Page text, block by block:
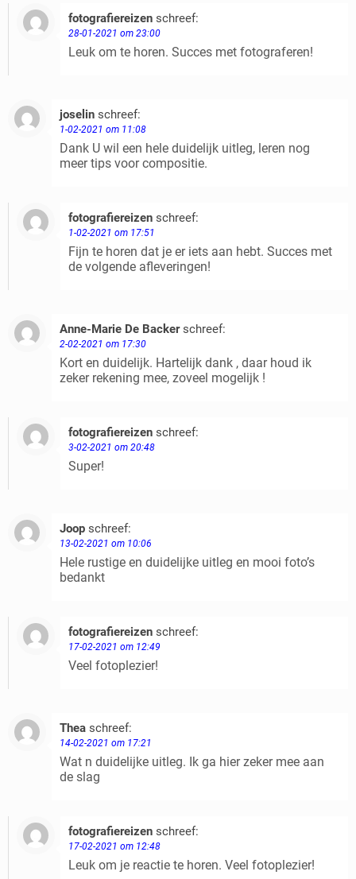
fotografiereizen schreef:
28-01-2021 om 23:00
Leuk om te horen. Succes met fotograferen!
joselin schreef:
1-02-2021 om 11:08
Dank U wil een hele duidelijk uitleg, leren nog
meer tips voor compositie.
fotografiereizen schreef:
1-02-2021 om 17:51
Fijn te horen dat je er iets aan hebt. Succes met
de volgende afleveringen!
Anne-Marie De Backer schreef:
2-02-2021 om 17:30
Kort en duidelijk. Hartelijk dank , daar houd ik
zeker rekening mee, zoveel mogelijk !
fotografiereizen schreef:
3-02-2021 om 20:48
Super!
Joop schreef:
13-02-2021 om 10:06
Hele rustige en duidelijke uitleg en mooi foto’s
bedankt
fotografiereizen schreef:
17-02-2021 om 12:49
Veel fotoplezier!
Thea schreef:
14-02-2021 om 17:21
Wat n duidelijke uitleg. Ik ga hier zeker mee aan
de slag
fotografiereizen schreef:
17-02-2021 om 12:48
Leuk om je reactie te horen. Veel fotoplezier!